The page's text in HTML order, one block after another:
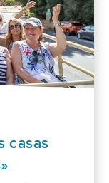
casas